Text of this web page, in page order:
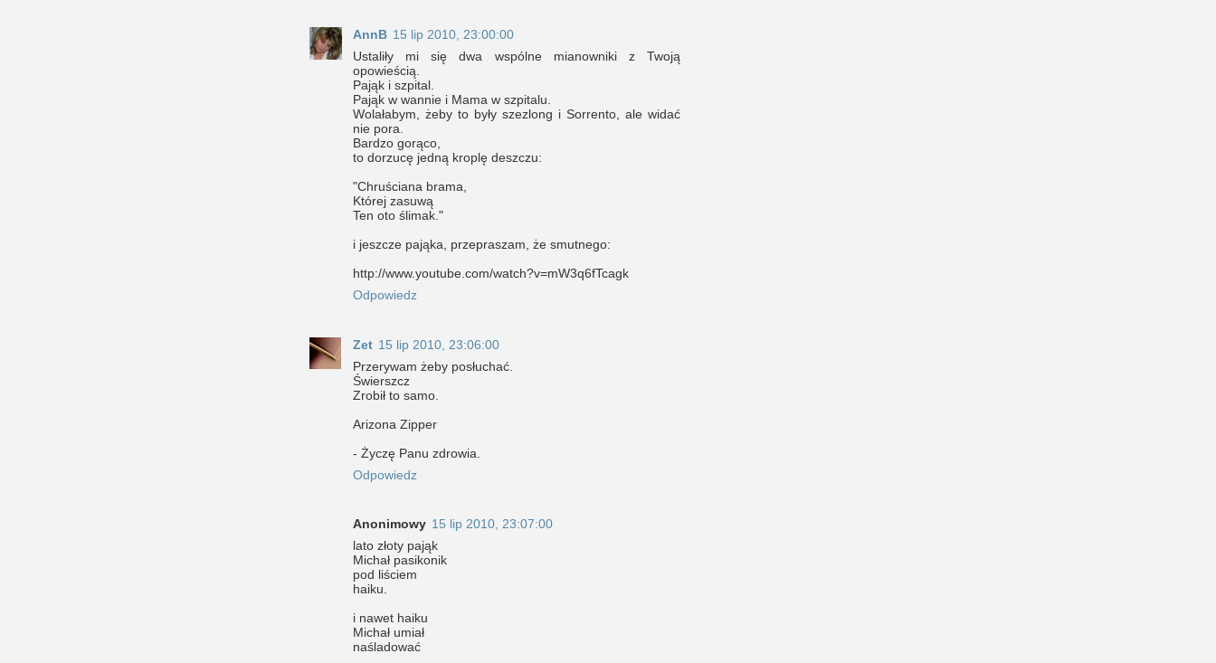
AnnB 15 lip 2010, 23:00:00
Ustaliły mi się dwa wspólne mianowniki z Twoją
opowieścią.
Pająk i szpital.
Pająk w wannie i Mama w szpitalu.
Wolałabym, żeby to były szezlong i Sorrento, ale widać
nie pora.
Bardzo gorąco,
to dorzucę jedną kroplę deszczu:
"Chruściana brama,
Której zasuwą
Ten oto ślimak."
i jeszcze pająka, przepraszam, że smutnego:
http://www.youtube.com/watch?v=mW3q6fTcagk
Odpowiedz
Zet 15 lip 2010, 23:06:00
Przerywam żeby posłuchać.
Świerszcz
Zrobił to samo.
Arizona Zipper
- Życzę Panu zdrowia.
Odpowiedz
Anonimowy 15 lip 2010, 23:07:00
lato złoty pająk
Michał pasikonik
pod liściem
haiku.
i nawet haiku
Michał umiał
naśladować